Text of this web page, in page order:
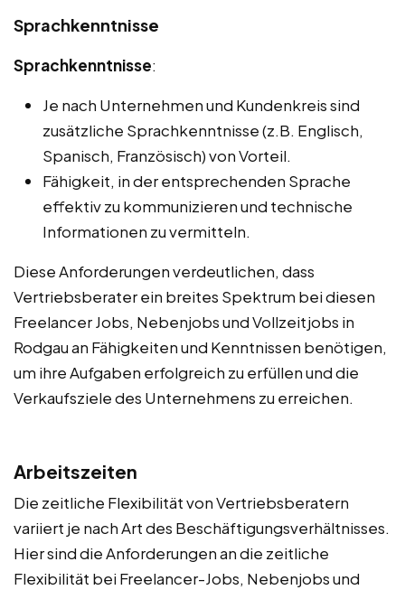
Sprachkenntnisse
Sprachkenntnisse:
Je nach Unternehmen und Kundenkreis sind
zusätzliche Sprachkenntnisse (z.B. Englisch,
Spanisch, Französisch) von Vorteil.
Fähigkeit, in der entsprechenden Sprache
effektiv zu kommunizieren und technische
Informationen zu vermitteln.
Diese Anforderungen verdeutlichen, dass
Vertriebsberater ein breites Spektrum bei diesen
Freelancer Jobs, Nebenjobs und Vollzeitjobs in
Rodgau an Fähigkeiten und Kenntnissen benötigen,
um ihre Aufgaben erfolgreich zu erfüllen und die
Verkaufsziele des Unternehmens zu erreichen.
Arbeitszeiten
Die zeitliche Flexibilität von Vertriebsberatern
variiert je nach Art des Beschäftigungsverhältnisses.
Hier sind die Anforderungen an die zeitliche
Flexibilität bei Freelancer-Jobs, Nebenjobs und